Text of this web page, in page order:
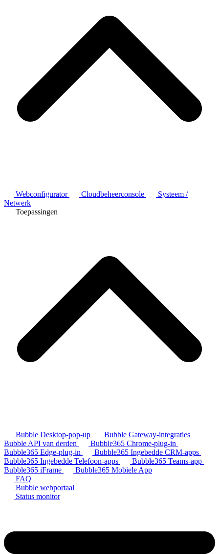
Webconfigurator Cloudbeheerconsole
Systeem /
Netwerk
Toepassingen
Bubble Desktop-pop-up
Bubble Gateway-integraties
Bubble API van derden
Bubble365 Chrome-plug-in
Bubble365 Edge-plug-in
Bubble365 Ingebedde CRM-apps
Bubble365 Ingebedde Telefoon-apps
Bubble365 Teams-app
Bubble365 iFrame
Bubble365 Mobiele App
FAQ
Bubble webportaal
Status monitor